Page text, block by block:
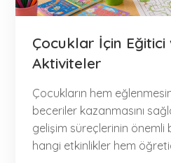
Çocuklar İçin Eğitici
Aktiviteler
Çocukların hem
beceriler kazanmasını
gelişim süreçlerinin önemli
hangi etkinlikler hem